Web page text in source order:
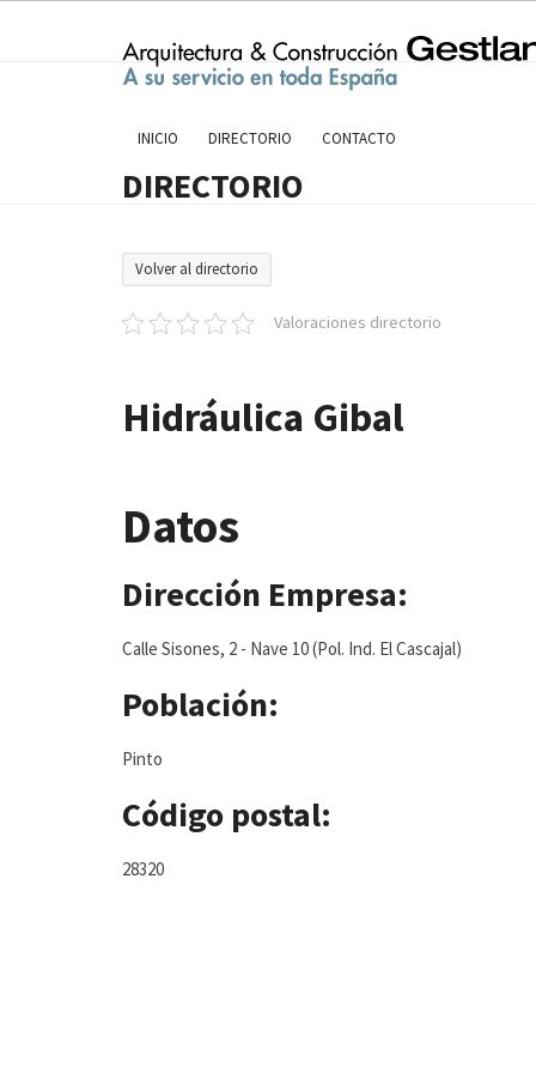
INICIO DIRECTORIO CONTACTO
DIRECTORIO
Volver al directorio
Valoraciones directorio
Hidráulica Gibal
Datos
Dirección Empresa:
Calle Sisones, 2 - Nave 10 (Pol. Ind. El Cascajal)
Población:
Pinto
Código postal:
28320